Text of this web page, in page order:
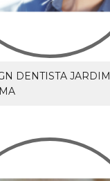
DENTISTA JARDIM